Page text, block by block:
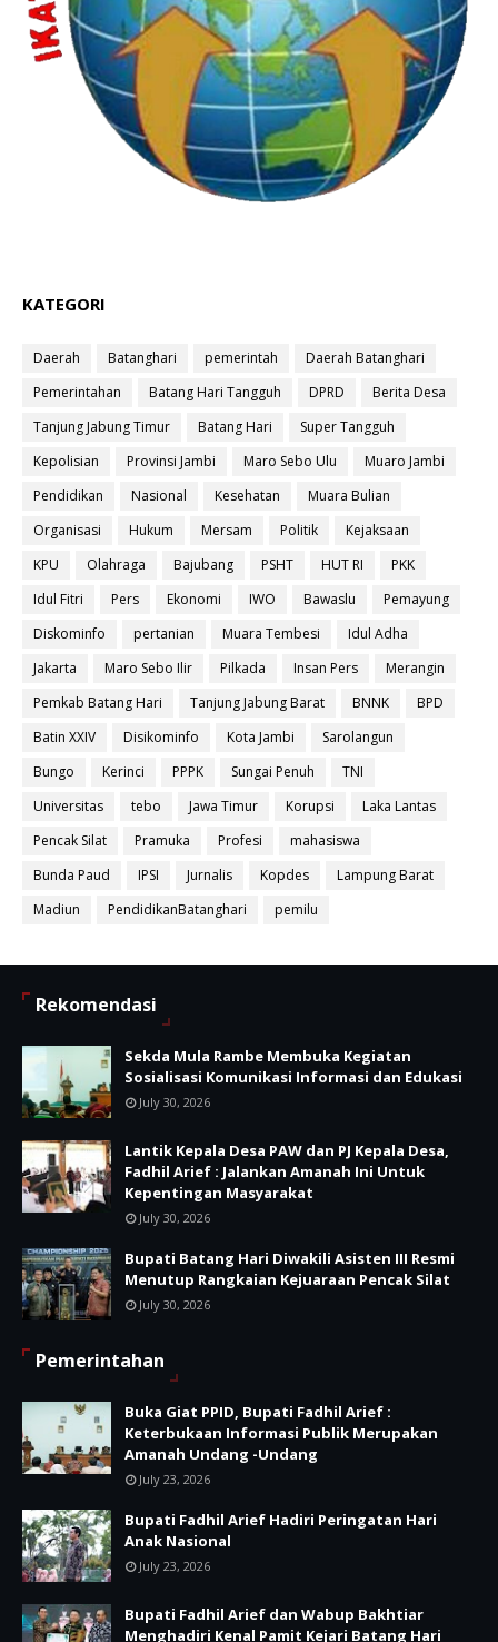
KATEGORI
Daerah Batanghari pemerintah
Daerah Batanghari
Pemerintahan
Batang Hari Tangguh DPRD
Berita Desa
Tanjung Jabung Timur
Batang Hari
Super Tangguh
Kepolisian
Provinsi Jambi Maro Sebo Ulu
Muaro Jambi
Pendidikan
Nasional Kesehatan
Muara Bulian
Organisasi
Hukum Mersam Politik
Kejaksaan
KPU
Olahraga Bajubang PSHT HUT RI
PKK
Idul Fitri
Pers Ekonomi IWO Bawaslu
Pemayung
Diskominfo
pertanian Muara Tembesi
Idul Adha
Jakarta
Maro Sebo Ilir Pilkada Insan Pers
Merangin
Pemkab Batang Hari
Tanjung Jabung Barat BNNK
BPD
Batin XXIV
Disikominfo Kota Jambi
Sarolangun
Bungo
Kerinci PPPK Sungai Penuh
TNI
Universitas
tebo Jawa Timur Korupsi
Laka Lantas
Pencak Silat
Pramuka Profesi
mahasiswa
Bunda Paud
IPSI Jurnalis Kopdes
Lampung Barat
Madiun
PendidikanBatanghari pemilu
Rekomendasi
Sekda Mula Rambe Membuka Kegiatan
Sosialisasi Komunikasi Informasi dan Edukasi
July 30, 2026
Lantik Kepala Desa PAW dan PJ Kepala Desa,
Fadhil Arief : Jalankan Amanah Ini Untuk
Kepentingan Masyarakat
July 30, 2026
Bupati Batang Hari Diwakili Asisten III Resmi
Menutup Rangkaian Kejuaraan Pencak Silat
July 30, 2026
Pemerintahan
Buka Giat PPID, Bupati Fadhil Arief :
Keterbukaan Informasi Publik Merupakan
Amanah Undang -Undang
July 23, 2026
Bupati Fadhil Arief Hadiri Peringatan Hari
Anak Nasional
July 23, 2026
Bupati Fadhil Arief dan Wabup Bakhtiar
Menghadiri Kenal Pamit Kejari Batang Hari